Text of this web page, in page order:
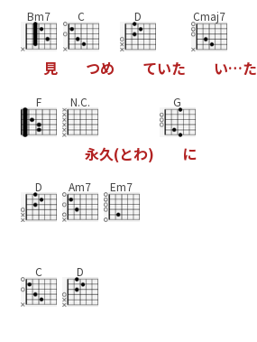
Bm7
見
C
つめ
D
ていた
Cmaj7
い…た
F N.C.
永久(とわ)
G
に
D Am7 Em7
C D